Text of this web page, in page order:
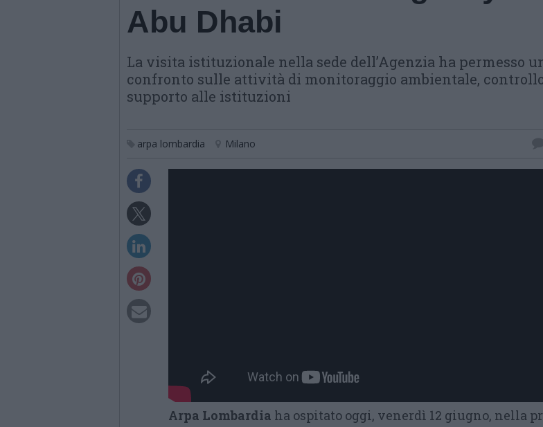
Abu Dhabi
La visita istituzionale nella sede dell’Agenzia ha permesso
confronto sulle attività di monitoraggio ambientale,
supporto alle istituzioni
arpa lombardia Milano
Arpa Lombardia ha ospitato oggi, venerdì 12 giugno, nella